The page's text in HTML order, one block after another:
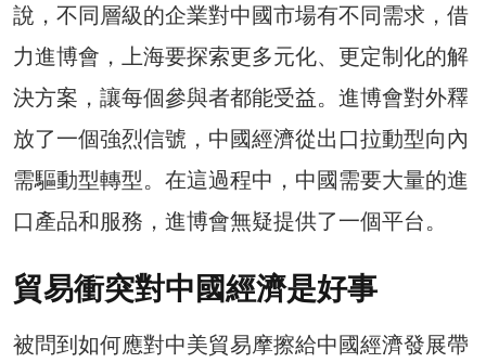
說，不同層級的企業對中國市場有不同需求，借
力進博會，上海要探索更多元化、更定制化的解
決方案，讓每個參與者都能受益。進博會對外釋
放了一個強烈信號，中國經濟從出口拉動型向內
需驅動型轉型。在這過程中，中國需要大量的進
口產品和服務，進博會無疑提供了一個平台。
貿易衝突對中國經濟是好事
被問到如何應對中美貿易摩擦給中國經濟發展帶